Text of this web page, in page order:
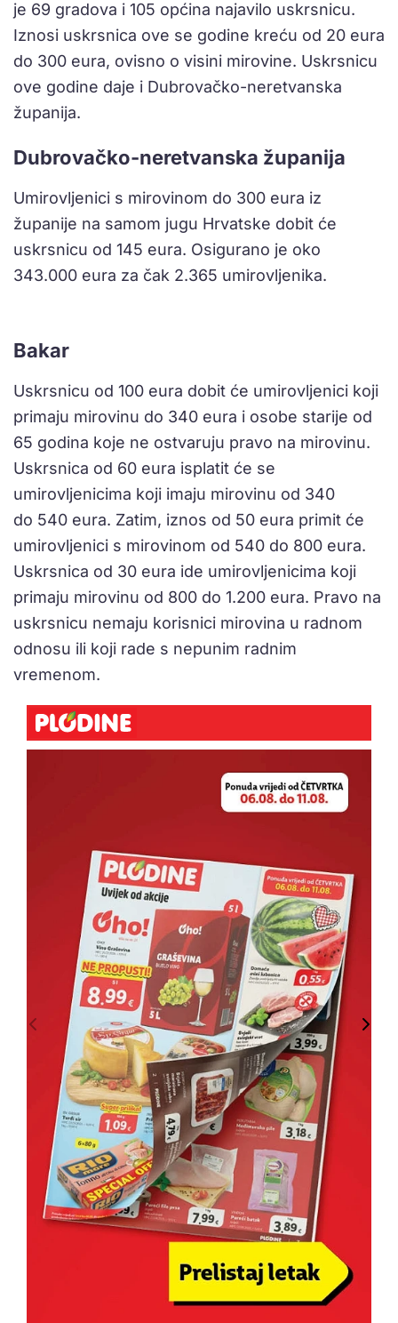
je 69 gradova i 105 općina najavilo uskrsnicu.
Iznosi uskrsnica ove se godine kreću od 20 eura
do 300 eura, ovisno o visini mirovine. Uskrsnicu
ove godine daje i Dubrovačko-neretvanska
županija.
Dubrovačko-neretvanska županija
Umirovljenici s mirovinom do 300 eura iz
županije na samom jugu Hrvatske dobit će
uskrsnicu od 145 eura. Osigurano je oko
343.000 eura za čak 2.365 umirovljenika.
Bakar
Uskrsnicu od 100 eura dobit će umirovljenici koji
primaju mirovinu do 340 eura i osobe starije od
65 godina koje ne ostvaruju pravo na mirovinu.
Uskrsnica od 60 eura isplatit će se
umirovljenicima koji imaju mirovinu od 340
do 540 eura. Zatim, iznos od 50 eura primit će
umirovljenici s mirovinom od 540 do 800 eura.
Uskrsnica od 30 eura ide umirovljenicima koji
primaju mirovinu od 800 do 1.200 eura. Pravo na
uskrsnicu nemaju korisnici mirovina u radnom
odnosu ili koji rade s nepunim radnim
vremenom.